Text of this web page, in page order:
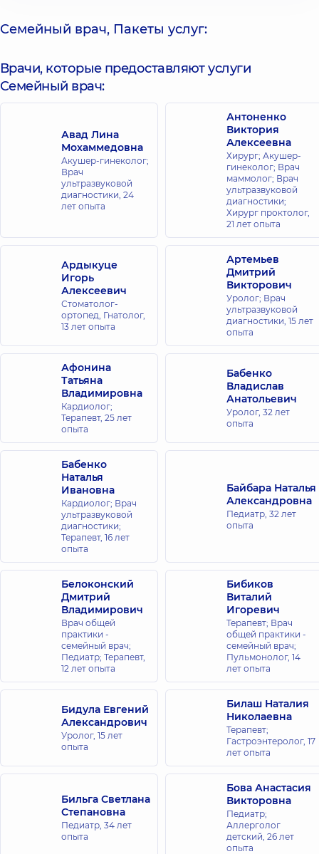
Комфорт Таун
4 корпус 8, г. Киев
Медицинский
«Добробут»
для всей
семьи на ул.
Коновальца
ул. Евгения
Коновальца
Центр
«Добробут»
для всей
семьи на
Олимпийской
ул.
Антоновича,
40, г. Киев
Медицинский
Центр
«Добробут» для
всей семьи в
ЖК
Новопечерские
Липки
ул. Андрея
Верхогляда,
16-А, г. Киев
Медицинский
Центр
«Добробут»
для всей
семьи на
Русановке
ул.
Энтузиастов
1/2, г. Киев
Медицинский
Центр
«Добробут»
семьи в
Броварах
Киевская,
221-Б, г.
Бровары
Семейный врач, Пакеты услуг:
Врачи, которые предоставляют услуги
Семейный врач:
Авад Лина
Мохаммедовна
Акушер-гинеколог;
Врач
ультразвуковой
диагностики, 24
лет опыта
Антоненко
Виктория
Алексеевна
Хирург; Акушер-
гинеколог; Врач
маммолог; Врач
ультразвуковой
диагностики;
Хирург проктолог,
21 лет опыта
Ардыкуце
Игорь
Алексеевич
Стоматолог-
ортопед, Гнатолог,
13 лет опыта
Артемьев
Дмитрий
Викторович
Уролог; Врач
ультразвуковой
диагностики, 15 лет
опыта
Афонина
Татьяна
Владимировна
Кардиолог;
Терапевт, 25 лет
опыта
Бабенко
Владислав
Анатольевич
Уролог, 32 лет
опыта
Бабенко
Наталья
Ивановна
Кардиолог; Врач
ультразвуковой
диагностики;
Терапевт, 16 лет
опыта
Байбара Наталья
Александровна
Педиатр, 32 лет
опыта
Белоконский
Дмитрий
Владимирович
Врач общей
практики -
семейный врач;
Педиатр; Терапевт,
12 лет опыта
Бибиков
Виталий
Игоревич
Терапевт; Врач
общей практики -
семейный врач;
Пульмонолог, 14
лет опыта
Бидула Евгений
Александрович
Уролог, 15 лет
опыта
Билаш Наталия
Николаевна
Терапевт;
Гастроэнтеролог, 17
лет опыта
Бильга Светлана
Степановна
Педиатр, 34 лет
опыта
Бова Анастасия
Викторовна
Педиатр;
Аллерголог
детский, 26 лет
опыта